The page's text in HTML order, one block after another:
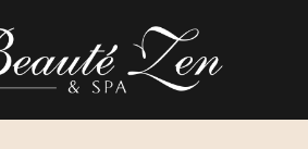
d’abonnement Beauté